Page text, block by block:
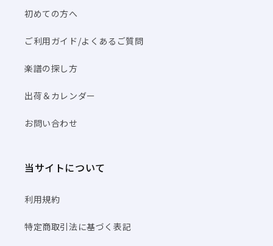
初めての方へ
ご利用ガイド/よくあるご質問
楽譜の探し方
出荷＆カレンダー
お問い合わせ
当サイトについて
利用規約
特定商取引法に基づく表記